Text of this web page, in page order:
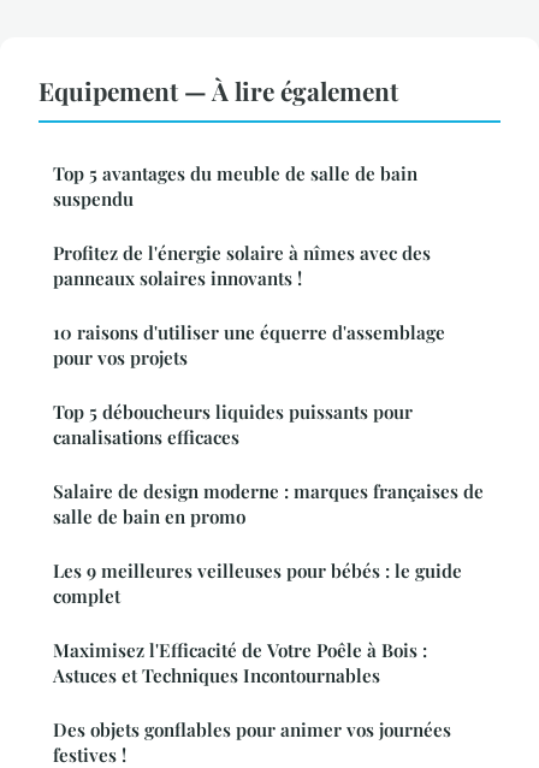
Equipement — À lire également
Top 5 avantages du meuble de salle de bain
suspendu
Profitez de l'énergie solaire à nîmes avec des
panneaux solaires innovants !
10 raisons d'utiliser une équerre d'assemblage
pour vos projets
Top 5 déboucheurs liquides puissants pour
canalisations efficaces
Salaire de design moderne : marques françaises de
salle de bain en promo
Les 9 meilleures veilleuses pour bébés : le guide
complet
Maximisez l'Efficacité de Votre Poêle à Bois :
Astuces et Techniques Incontournables
Des objets gonflables pour animer vos journées
festives !